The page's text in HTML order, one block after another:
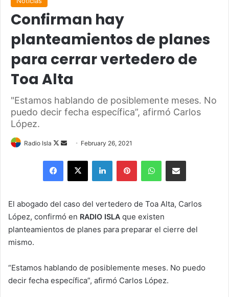
Confirman hay
planteamientos de planes
para cerrar vertedero de
Toa Alta
"Estamos hablando de posiblemente meses. No
puedo decir fecha específica”, afirmó Carlos
López.
Radio Isla
Follow
Send
email
February 26, 2021
Facebook
X LinkedInPinterestWhatsAppShare via Email
El abogado del caso del vertedero de Toa Alta, Carlos
López, confirmó en RADIO ISLA que existen
planteamientos de planes para preparar el cierre del
mismo.
“Estamos hablando de posiblemente meses. No puedo
decir fecha específica”, afirmó Carlos López.